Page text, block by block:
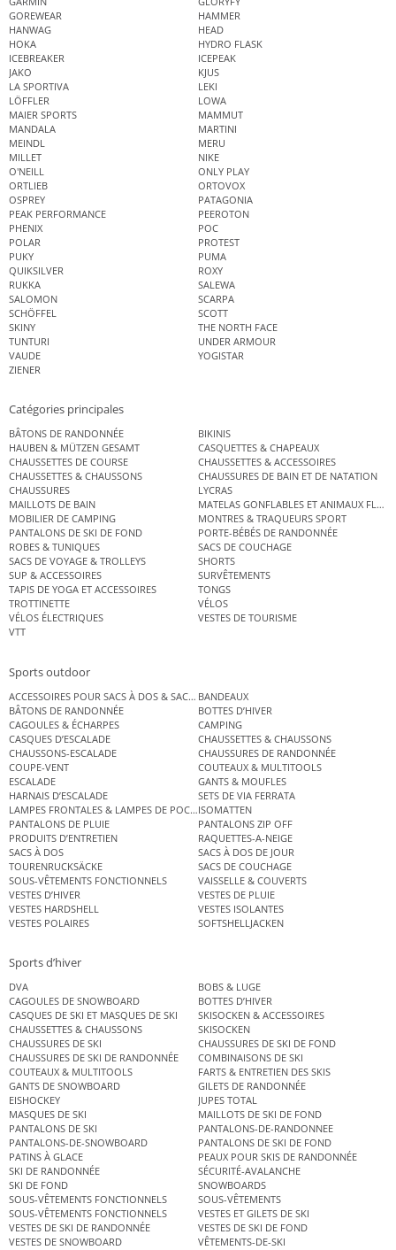
GOREWEAR
HAMMER
HANWAG
HEAD
HOKA
HYDRO FLASK
ICEBREAKER
ICEPEAK
JAKO
KJUS
LA SPORTIVA
LEKI
LÖFFLER
LOWA
MAIER SPORTS
MAMMUT
MANDALA
MARTINI
MEINDL
MERU
MILLET
NIKE
O'NEILL
ONLY PLAY
ORTLIEB
ORTOVOX
OSPREY
PATAGONIA
PEAK PERFORMANCE
PEEROTON
PHENIX
POC
POLAR
PROTEST
PUKY
PUMA
QUIKSILVER
ROXY
RUKKA
SALEWA
SALOMON
SCARPA
SCHÖFFEL
SCOTT
SKINY
THE NORTH FACE
TUNTURI
UNDER ARMOUR
VAUDE
YOGISTAR
ZIENER
Catégories principales
BÂTONS DE RANDONNÉE
BIKINIS
HAUBEN & MÜTZEN GESAMT
CASQUETTES & CHAPEAUX
CHAUSSETTES DE COURSE
CHAUSSETTES & ACCESSOIRES
CHAUSSETTES & CHAUSSONS
CHAUSSURES DE BAIN ET DE NATATION
CHAUSSURES
LYCRAS
MAILLOTS DE BAIN
MATELAS GONFLABLES ET ANIMAUX
MOBILIER DE CAMPING
MONTRES & TRAQUEURS SPORT
PANTALONS DE SKI DE FOND
PORTE-BÉBÉS DE RANDONNÉE
ROBES & TUNIQUES
SACS DE COUCHAGE
SACS DE VOYAGE & TROLLEYS
SHORTS
SUP & ACCESSOIRES
SURVÊTEMENTS
TAPIS DE YOGA ET ACCESSOIRES
TONGS
TROTTINETTE
VÉLOS
VÉLOS ÉLECTRIQUES
VESTES DE TOURISME
VTT
Sports outdoor
ACCESSOIRES POUR SACS À DOS & SACS ÉTANCHES
BANDEAUX
BÂTONS DE RANDONNÉE
BOTTES D’HIVER
CAGOULES & ÉCHARPES
CAMPING
CASQUES D’ESCALADE
CHAUSSETTES & CHAUSSONS
CHAUSSONS-ESCALADE
CHAUSSURES DE RANDONNÉE
COUPE-VENT
COUTEAUX & MULTITOOLS
ESCALADE
GANTS & MOUFLES
HARNAIS D’ESCALADE
SETS DE VIA FERRATA
LAMPES FRONTALES & LAMPES DE POCHEISOMATTEN
PANTALONS DE PLUIE
PANTALONS ZIP OFF
PRODUITS D’ENTRETIEN
RAQUETTES-A-NEIGE
SACS À DOS
SACS À DOS DE JOUR
TOURENRUCKSÄCKE
SACS DE COUCHAGE
SOUS-VÊTEMENTS FONCTIONNELS
VAISSELLE & COUVERTS
VESTES D’HIVER
VESTES DE PLUIE
VESTES HARDSHELL
VESTES ISOLANTES
VESTES POLAIRES
SOFTSHELLJACKEN
Sports d’hiver
DVA
BOBS & LUGE
CAGOULES DE SNOWBOARD
BOTTES D’HIVER
CASQUES DE SKI ET MASQUES DE SKI
SKISOCKEN & ACCESSOIRES
CHAUSSETTES & CHAUSSONS
SKISOCKEN
CHAUSSURES DE SKI
CHAUSSURES DE SKI DE FOND
CHAUSSURES DE SKI DE RANDONNÉE
COMBINAISONS DE SKI
COUTEAUX & MULTITOOLS
FARTS & ENTRETIEN DES SKIS
GANTS DE SNOWBOARD
GILETS DE RANDONNÉE
EISHOCKEY
JUPES TOTAL
MASQUES DE SKI
MAILLOTS DE SKI DE FOND
PANTALONS DE SKI
PANTALONS-DE-RANDONNEE
PANTALONS-DE-SNOWBOARD
PANTALONS DE SKI DE FOND
PATINS À GLACE
PEAUX POUR SKIS DE RANDONNÉE
SKI DE RANDONNÉE
SÉCURITÉ-AVALANCHE
SKI DE FOND
SNOWBOARDS
SOUS-VÊTEMENTS FONCTIONNELS
SOUS-VÊTEMENTS
SOUS-VÊTEMENTS FONCTIONNELS
VESTES ET GILETS DE SKI
VESTES DE SKI DE RANDONNÉE
VESTES DE SKI DE FOND
VESTES DE SNOWBOARD
VÊTEMENTS-DE-SKI